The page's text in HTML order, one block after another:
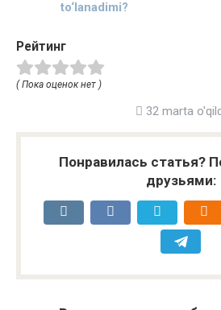
to‘lanadimi?
Рейтинг
( Пока оценок нет )
32 marta
Понравилась статья?
друзьями: